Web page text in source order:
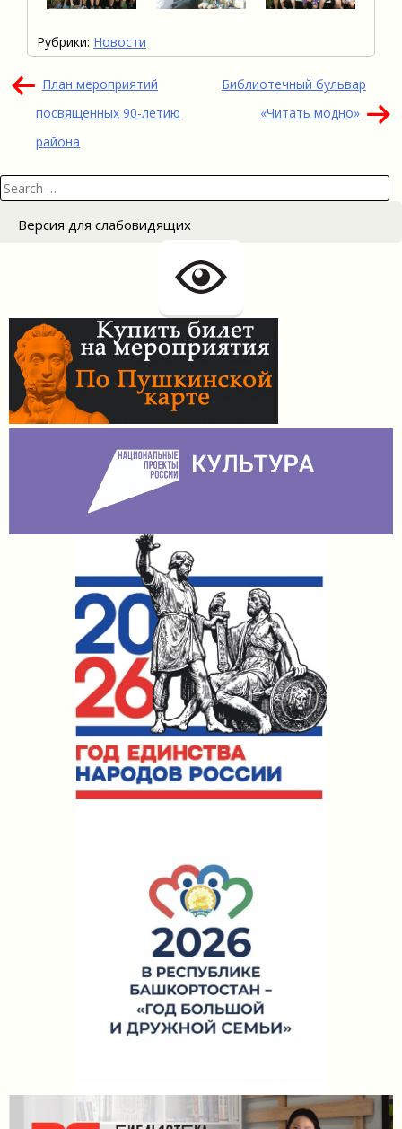
Рубрики: Новости
Навигация
по
записям
План мероприятий
посвященных 90-летию
района
Библиотечный бульвар
«Читать модно»
Search
for:
Версия для слабовидящих